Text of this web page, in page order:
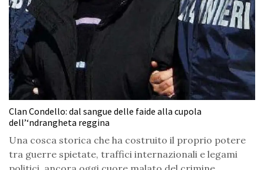
Clan Condello: dal sangue delle faide alla cupola
dell’‘ndrangheta reggina
Una cosca storica che ha costruito il proprio potere
tra guerre spietate, traffici internazionali e legami